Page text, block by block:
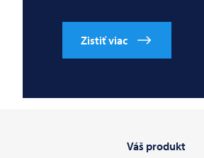
Zistiť viac
Váš produkt